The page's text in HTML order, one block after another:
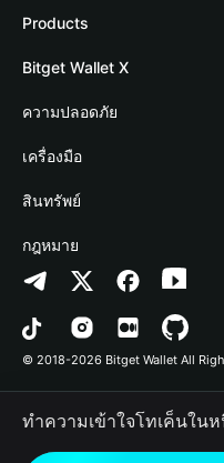
เกี่ยวกับ Bitget Wallet
Blog
Academy
ข่าวสารด้านคริปโต
ศูนย์ช่วยเหลือ
ติดต่อเรา
ทรัพยากรข้อมูลของแบรนด์
อาชีพ
Products
Crypto Card
Stablecoin Earn
Payfi Crypto
Crypto Swap API
Altcoin Season Index
Prediction Markets
DApp
RWA
Bitget Wallet X
นักพัฒนา
เชื่อมต่อ Wallet
Bitget Wallet Pay
ลิสต์โปรเจกต์
ความปลอดภัย
Protection Fund
เทคโนโลยีความปลอดภัย
เครื่องมือ
ซื้อคริปโต
การตรวจจับการอนุญาต
การตรวจจับสัญญา
การโอนเป็นชุด
สินทรัพย์
Arbitrum
Avalanche
Bitcoin
Polygon
กฎหมาย
นโยบายความเป็นส่วนตัว
ข้อตกลงในการใช้บริการ
© 2018-2026 Bitget Wallet All
ทำความเข้าใจโทเค็นใน